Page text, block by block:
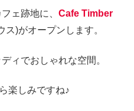
ェ跡地に、 Cafe Timber
)がオープンします。
ィでおしゃれな空間。
楽しみですね♪